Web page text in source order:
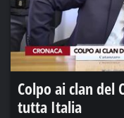
Colpo ai clan del
tutta Italia